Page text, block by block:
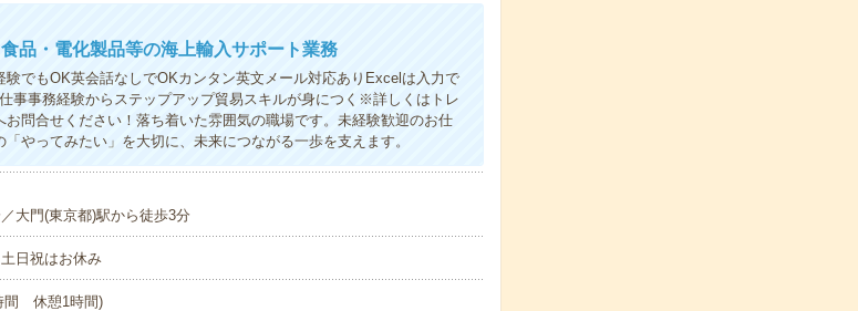
品・電化製品等の海上輸入サポート業務
でもOK英会話なしでOKカンタン英文メール対応ありExcelは入力で
事事務経験からステップアップ貿易スキルが身につく※詳しくはトレ
問合せください！落ち着いた雰囲気の職場です。未経験歓迎のお仕
やってみたい」を大切に、未来につながる一歩を支えます。
大門(東京都)駅から徒歩3分
日祝はお休み
間 休憩1時間)